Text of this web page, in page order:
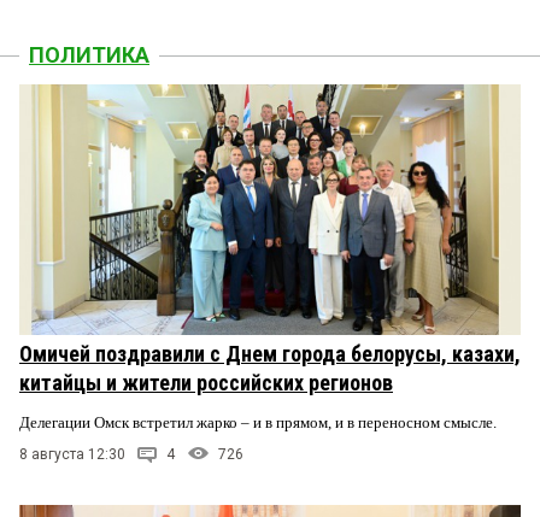
ПОЛИТИКА
Омичей поздравили с Днем города белорусы, казахи,
китайцы и жители российских регионов
Делегации Омск встретил жарко – и в прямом, и в переносном смысле.
8 августа 12:30 4 726